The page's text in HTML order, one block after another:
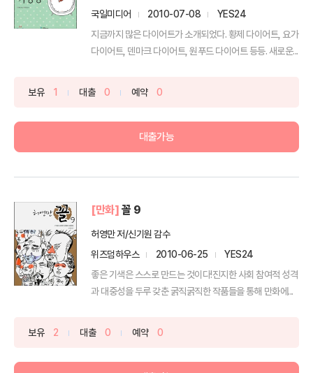
국일미디어
2010-07-08
YES24
지금까지 많은 다이어트가 소개되었다. 황제 다이어트, 요가
다이어트, 덴마크 다이어트, 원푸드 다이어트 등등. 새로운...
보유 1 대출 0 예약 0
대출가능
[만화] 꼴 9
허영만 저/신기원 감수
위즈덤하우스
2010-06-25
YES24
좋은 기색은 스스로 만드는 것이다!진지한 사회 참여적 성격
과 대중성을 두루 갖춘 굵직굵직한 작품들을 통해 만화에...
보유 2 대출 0 예약 0